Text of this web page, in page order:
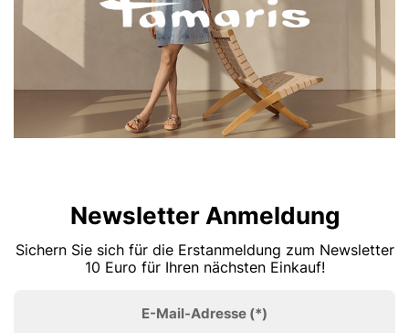
Newsletter Anmeldung
Sichern Sie sich für die Erstanmeldung zum Newsletter
10 Euro für Ihren nächsten Einkauf!
E-Mail-Adresse (*)